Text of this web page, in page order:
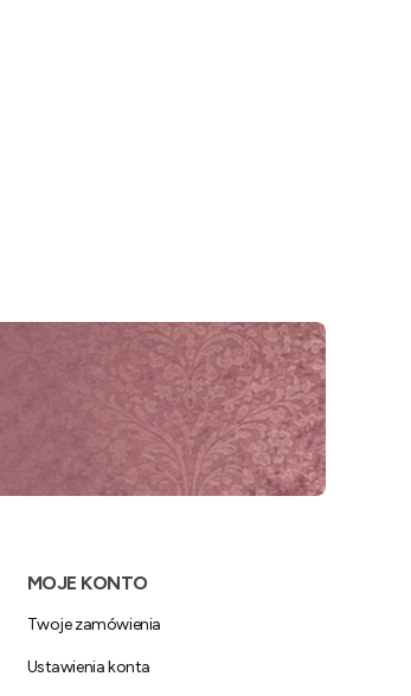
MOJE KONTO
Twoje zamówienia
Ustawienia konta